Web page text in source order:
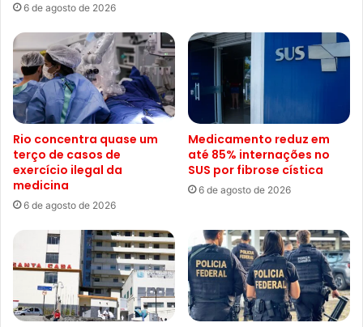
6 de agosto de 2026
Rio concentra quase um
terço de casos de
exercício ilegal da
medicina
6 de agosto de 2026
Medicamento reduz em
até 85% internações no
SUS por fibrose cística
6 de agosto de 2026